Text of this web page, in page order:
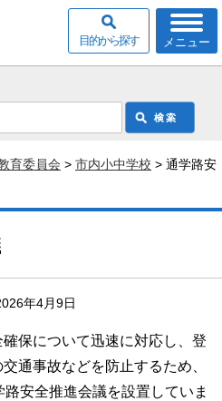
メニュー
目的から探す
育委員会 > 市内小中学校 > 通学路安
年4月9日
保について迅速に対応し、登
通事故などを防止するため、
安全推進会議を設置していま